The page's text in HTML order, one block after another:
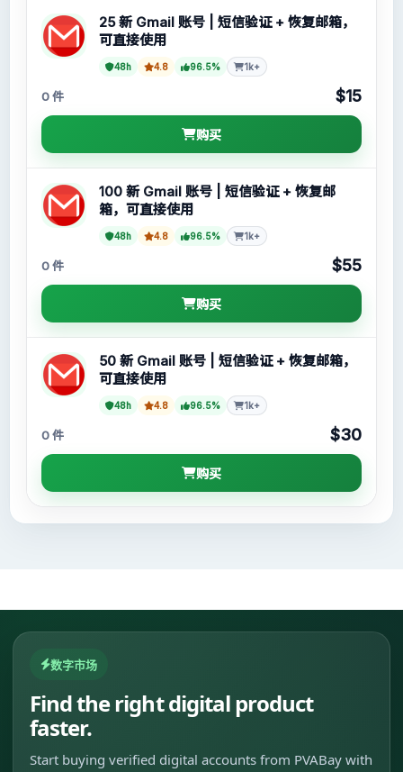
25 新 Gmail 账号 | 短信验证 + 恢复邮箱，
可直接使用
48h 4.8 96.5% 1k+
0 件 $15
购买
100 新 Gmail 账号 | 短信验证 + 恢复邮
箱，可直接使用
48h 4.8 96.5% 1k+
0 件 $55
购买
50 新 Gmail 账号 | 短信验证 + 恢复邮箱，
可直接使用
48h 4.8 96.5% 1k+
0 件 $30
购买
数字市场
Find the right digital product
faster.
Start buying verified digital accounts from PVABay with